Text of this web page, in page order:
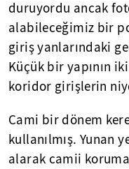
duruyordu ancak
alabileceğimiz bir
giriş yanlarındaki
Küçük bir yapının
koridor girişlerin
Cami bir dönem
kullanılmış. Yunan
alarak camii